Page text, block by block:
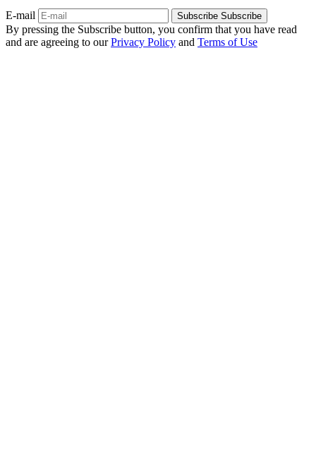
E-mail Subscribe Subscribe
By pressing the Subscribe button, you confirm that you have read
and are agreeing to ourPrivacy Policy and Terms of Use